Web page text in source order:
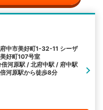
中市美好町1-32-11 シーザ
好町107号室
河原駅 / 北府中駅 / 府中駅
河原駅から徒歩8分